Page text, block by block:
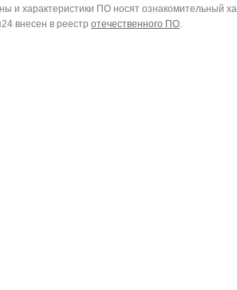
и характеристики ПО носят ознакомительный
внесен в реестр отечественного ПО.